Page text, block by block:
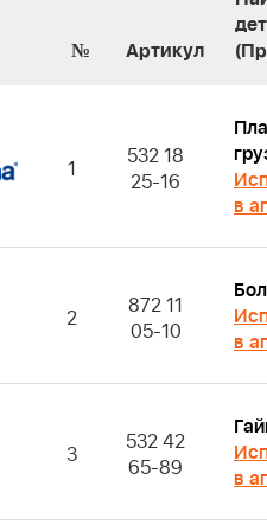
№ Артикул
1
532 18
25-16
в
2
872 11
05-10
в
3
532 42
65-89
в